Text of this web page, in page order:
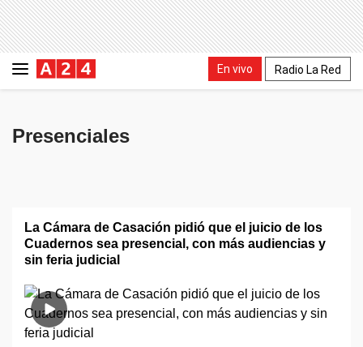
En vivo Radio La Red
Presenciales
La Cámara de Casación pidió que el juicio de los
Cuadernos sea presencial, con más audiencias y
sin feria judicial